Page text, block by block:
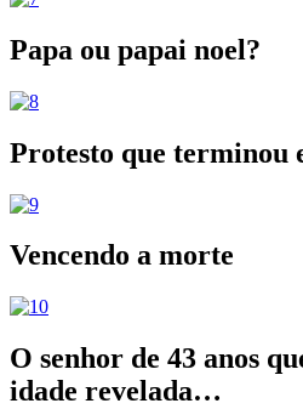
Papa ou papai noel?
Protesto que terminou
Vencendo a morte
O senhor de 43 anos
idade revelada…